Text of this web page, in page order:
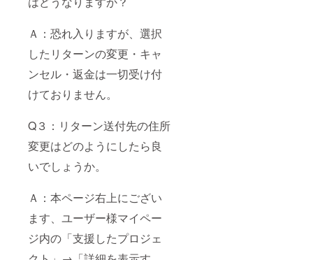
Ａ：恐れ入りますが、選択
したリターンの変更・キャ
ンセル・返金は一切受け付
けておりません。
Q３：リターン送付先の住所
変更はどのようにしたら良
いでしょうか。
Ａ：本ページ右上にござい
ます、ユーザー様マイペー
ジ内の「支援したプロジェ